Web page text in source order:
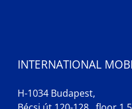
INTERNATIONAL
H-1034 Budapest,